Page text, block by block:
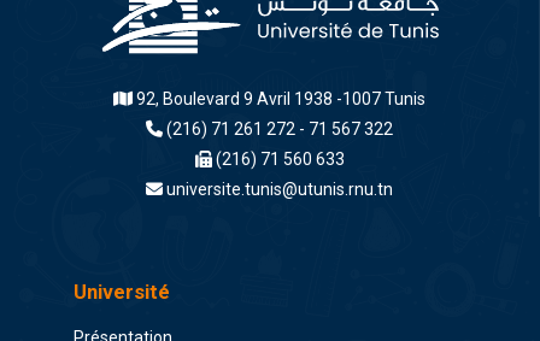
92, Boulevard 9 Avril 1938 -1007 Tunis
(216) 71 261 272 - 71 567 322
(216) 71 560 633
universite.tunis@utunis.rnu.tn
Université